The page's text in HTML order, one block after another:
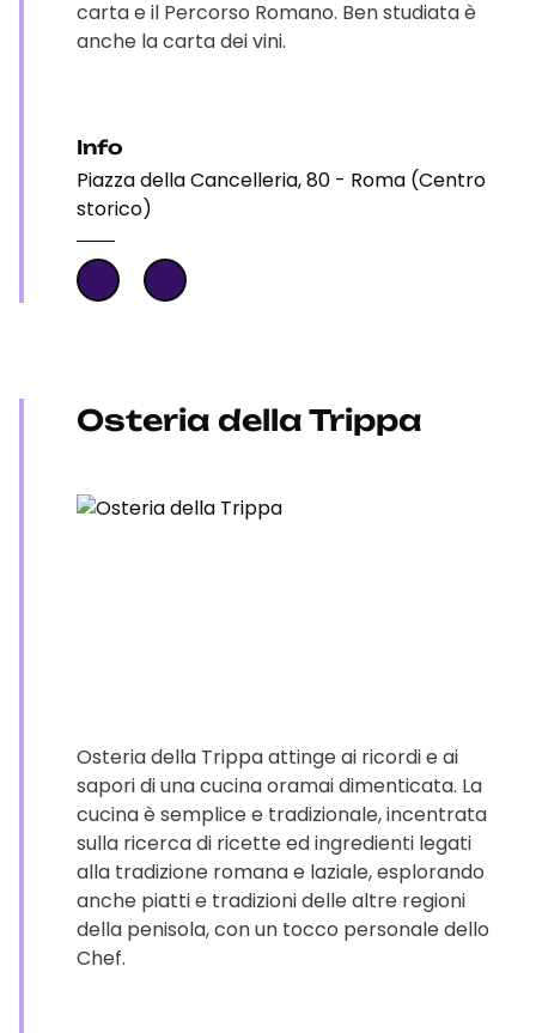
carta e il Percorso Romano. Ben studiata è
anche la carta dei vini.
Info
Piazza della Cancelleria, 80 - Roma (Centro
storico)
Osteria della Trippa
Osteria della Trippa attinge ai ricordi e ai
sapori di una cucina oramai dimenticata. La
cucina è semplice e tradizionale, incentrata
sulla ricerca di ricette ed ingredienti legati
alla tradizione romana e laziale, esplorando
anche piatti e tradizioni delle altre regioni
della penisola, con un tocco personale dello
Chef.